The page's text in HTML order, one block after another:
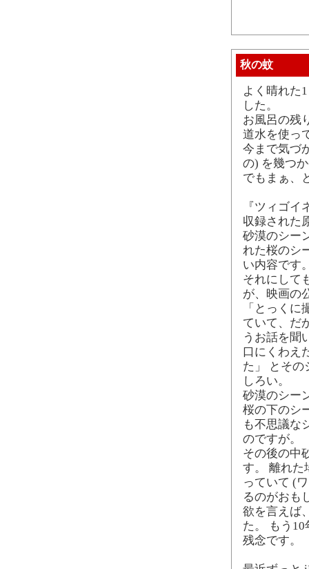
秋の蚊
よく晴れた
した。
お風呂の残
道水を使っ
今まで気づ
の) を幾つ
でもまぁ、
『ツィゴ
収録された
砂漠のシー
れた桜のシ
い内容です
それにして
が、映画の
「とっく
ていて、だ
うお話を聞
口にくわえ
た」 とその
しろい。
砂漠のシー
桜の下のシ
も不思議な
のですが。
その後の中
す。 離れた
っていて (
るのがおも
欲を言えば
た。 もう
残念です。